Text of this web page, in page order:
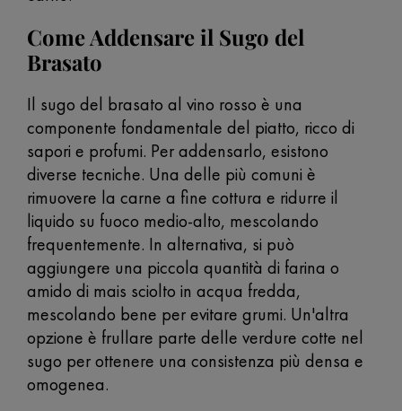
Come Addensare il Sugo del
Brasato
Il sugo del brasato al vino rosso è una
componente fondamentale del piatto, ricco di
sapori e profumi. Per addensarlo, esistono
diverse tecniche. Una delle più comuni è
rimuovere la carne a fine cottura e ridurre il
liquido su fuoco medio-alto, mescolando
frequentemente. In alternativa, si può
aggiungere una piccola quantità di farina o
amido di mais sciolto in acqua fredda,
mescolando bene per evitare grumi. Un'altra
opzione è frullare parte delle verdure cotte nel
sugo per ottenere una consistenza più densa e
omogenea.